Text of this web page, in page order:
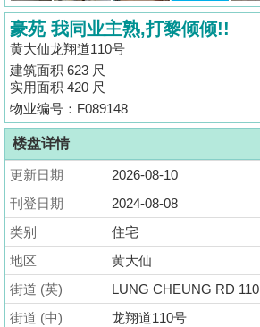
地
产
博
客
地
产
新
闻
数
据
公
布
豪苑 我同业主熟,打黎倾倾!!
黄大仙龙翔道110号
建筑面积 623 尺
实用面积 420 尺
物业编号：F089148
楼盘详情
更新日期
2026-08-10
刊登日期
2024-08-08
类别
住宅
地区
黄大仙
街道 (英)
LUNG CHEUNG RD 110
街道 (中)
龙翔道110号